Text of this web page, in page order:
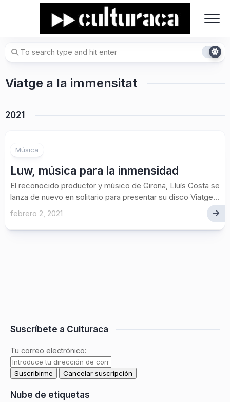
Viatge a la immensitat
2021
Música
Luw, música para la inmensidad
El reconocido productor y músico de Girona, Lluís Costa se
lanza de nuevo en solitario para presentar su disco Viatge...
febrero 2, 2021
Suscríbete a Culturaca
Tu correo electrónico:
Nube de etiquetas